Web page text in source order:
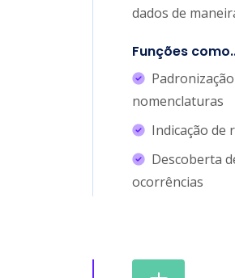
dados de
Funções
nomenclaturas
Indicação de
Descoberta
ocorrências